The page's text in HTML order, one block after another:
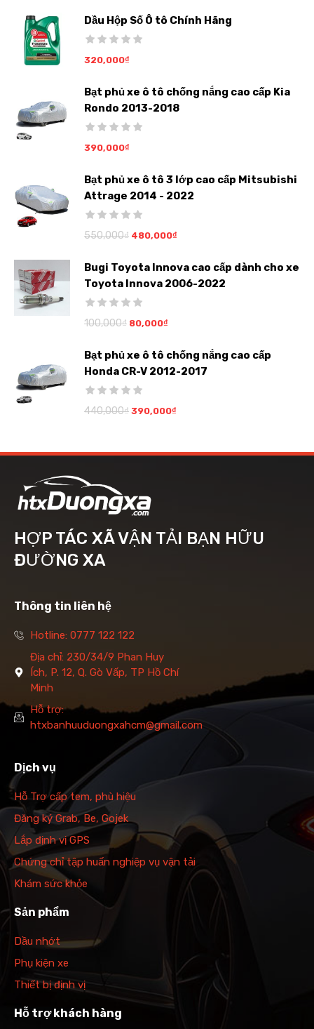
Dầu Hộp Số Ô tô Chính Hãng
320,000₫
Bạt phủ xe ô tô chống nắng cao cấp Kia
Rondo 2013-2018
390,000₫
Bạt phủ xe ô tô 3 lớp cao cấp Mitsubishi
Attrage 2014 - 2022
550,000₫ 480,000₫
Bugi Toyota Innova cao cấp dành cho xe
Toyota Innova 2006-2022
100,000₫ 80,000₫
Bạt phủ xe ô tô chống nắng cao cấp
Honda CR-V 2012-2017
440,000₫ 390,000₫
HỢP TÁC XÃ VẬN TẢI BẠN HỮU
ĐƯỜNG XA
Thông tin liên hệ
Hotline: 0777 122 122
Địa chỉ: 230/34/9 Phan Huy
Ích, P. 12, Q. Gò Vấp, TP Hồ Chí
Minh
Hỗ trợ:
htxbanhuuduongxahcm@gmail.com
Dịch vụ
Hỗ Trợ cấp tem, phù hiệu
Đăng ký Grab, Be, Gojek
Lắp định vị GPS
Chứng chỉ tập huấn nghiệp vụ vận tải
Khám sức khỏe
Sản phẩm
Dầu nhớt
Phụ kiện xe
Thiết bị định vị
Hỗ trợ khách hàng